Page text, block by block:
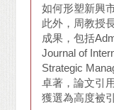
如何形塑新興
此外，周教授
成果，包括
Journal of
Strategic
卓著，論文引
獲選為高度被